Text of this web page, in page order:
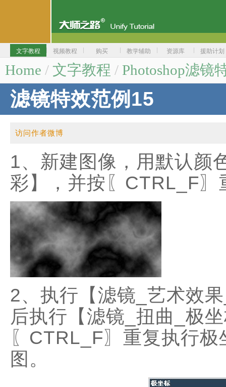
文字教程 视频教程 购买 教学辅助 资源库 援助计划
Home / 文字教程 / Photoshop滤镜
滤镜特效范例15
访问作者微博
1、新建图像，用默认颜
彩】，并按〖CTRL_F
2、执行【滤镜_艺术效
后执行【滤镜_扭曲_极
〖CTRL_F〗重复执行
图。